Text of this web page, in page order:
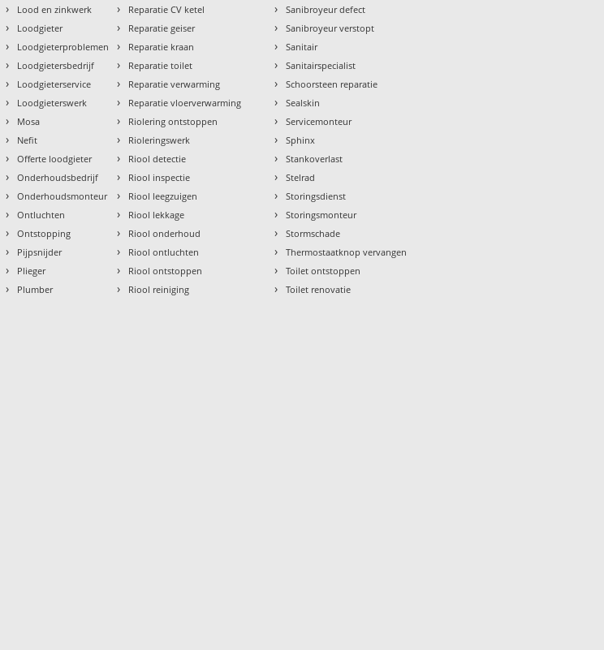
› Lood en zinkwerk
› Loodgieter
› Loodgieterproblemen
› Loodgietersbedrijf
› Loodgieterservice
› Loodgieterswerk
› Mosa
› Nefit
› Offerte loodgieter
› Onderhoudsbedrijf
› Onderhoudsmonteur
› Ontluchten
› Ontstopping
› Pijpsnijder
› Plieger
› Plumber
› Reparatie CV ketel
› Reparatie geiser
› Reparatie kraan
› Reparatie toilet
› Reparatie verwarming
› Reparatie vloerverwarming
› Riolering ontstoppen
› Rioleringswerk
› Riool detectie
› Riool inspectie
› Riool leegzuigen
› Riool lekkage
› Riool onderhoud
› Riool ontluchten
› Riool ontstoppen
› Riool reiniging
› Sanibroyeur defect
› Sanibroyeur verstopt
› Sanitair
› Sanitairspecialist
› Schoorsteen reparatie
› Sealskin
› Servicemonteur
› Sphinx
› Stankoverlast
› Stelrad
› Storingsdienst
› Storingsmonteur
› Stormschade
› Thermostaatknop vervangen
› Toilet ontstoppen
› Toilet renovatie